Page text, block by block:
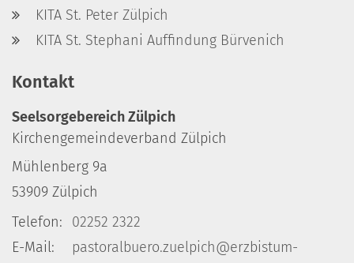
KITA St. Peter Zülpich
KITA St. Stephani Auffindung Bürvenich
Kontakt
Seelsorgebereich Zülpich
Kirchengemeindeverband Zülpich
Mühlenberg 9a
53909 Zülpich
Telefon:
02252 2322
E-Mail:
pastoralbuero.zuelpich@erzbistum-